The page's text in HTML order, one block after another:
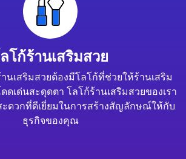
โก้ร้านเสริมสวย
นเสริมสวยต้องมีโลโก้ที่ช่วยให้ร้านเสริม
ดเด่นสะดุดตา โลโก้ร้านเสริมสวยของเรา
ดวกที่ดีเยี่ยมในการสร้างสัญลักษณ์ให้กับ
ธุรกิจของคุณ